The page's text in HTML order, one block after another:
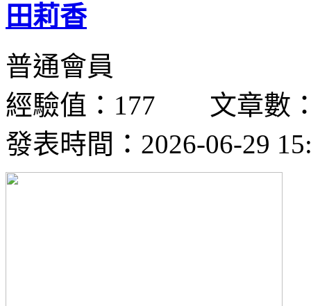
田莉香
普通會員
經驗值：177 文章數
發表時間：2026-06-29